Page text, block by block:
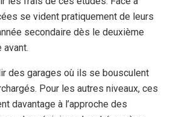
se vident pratiquement de leurs
secondaire dès le deuxième
des garages où ils se bousculent
Pour les autres niveaux, ces
davantage à l’approche des